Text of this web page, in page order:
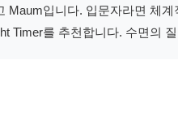
Maum입니다. 입문자라면 체
Timer를 추천합니다. 수면의